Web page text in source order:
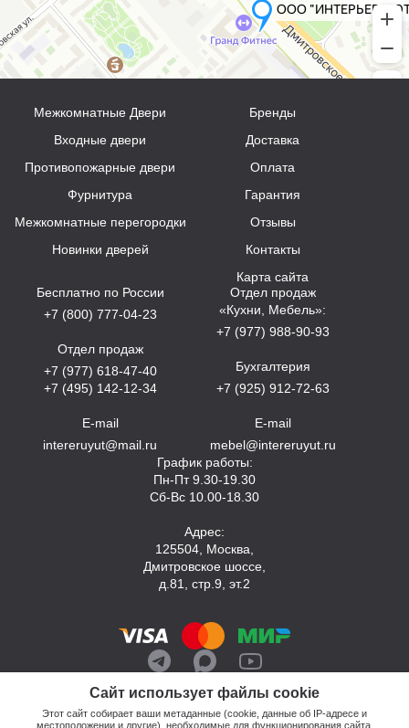
Сайт использует файлы cookie
Этот сайт собирает ваши метаданные (cookie, данные об IP-адресе и
местоположении и другие), необходимые для функционирования сайта.
Межкомнатные Двери
Входные двери
Противопожарные двери
Фурнитура
Межкомнатные перегородки
Новинки дверей
Бренды
Доставка
Оплата
Гарантия
Отзывы
Контакты
Карта сайта
Бесплатно по России
+7 (800) 777-04-23
Отдел продаж
+7 (977) 618-47-40
+7 (495) 142-12-34
E-mail
intereruyut@mail.ru
Отдел продаж
«Кухни, Мебель»:
+7 (977) 988-90-93
Бухгалтерия
+7 (925) 912-72-63
E-mail
mebel@intereruyut.ru
График работы:
Пн-Пт 9.30-19.30
Сб-Вс 10.00-18.30
Адрес:
125504, Москва,
Дмитровское шоссе,
д.81, стр.9, эт.2